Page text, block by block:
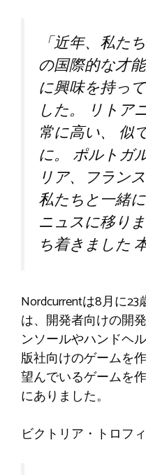
「近年、私た
の国際的な才
に興味を持っ
した。
リトア
常に高い、 似
に。 ポルトガ
リア、フラン
私たちと一緒
ニュスに移り
ち着きました
Nordcurrentは8月に
は、開発者向けの開
ンソールやハンドヘ
版社向けのゲームを
望んでいるゲームを
にありました。
ビクトリア・トロフ